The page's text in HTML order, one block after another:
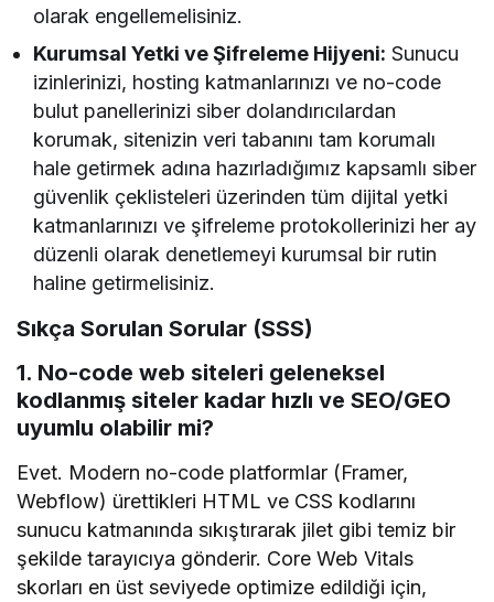
olarak engellemelisiniz.
Kurumsal Yetki ve Şifreleme Hijyeni: Sunucu
izinlerinizi, hosting katmanlarınızı ve no-code
bulut panellerinizi siber dolandırıcılardan
korumak, sitenizin veri tabanını tam korumalı
hale getirmek adına hazırladığımız kapsamlı siber
güvenlik çeklisteleri üzerinden tüm dijital yetki
katmanlarınızı ve şifreleme protokollerinizi her ay
düzenli olarak denetlemeyi kurumsal bir rutin
haline getirmelisiniz.
Sıkça Sorulan Sorular (SSS)
1. No-code web siteleri geleneksel
kodlanmış siteler kadar hızlı ve SEO/GEO
uyumlu olabilir mi?
Evet. Modern no-code platformlar (Framer,
Webflow) ürettikleri HTML ve CSS kodlarını
sunucu katmanında sıkıştırarak jilet gibi temiz bir
şekilde tarayıcıya gönderir. Core Web Vitals
skorları en üst seviyede optimize edildiği için,